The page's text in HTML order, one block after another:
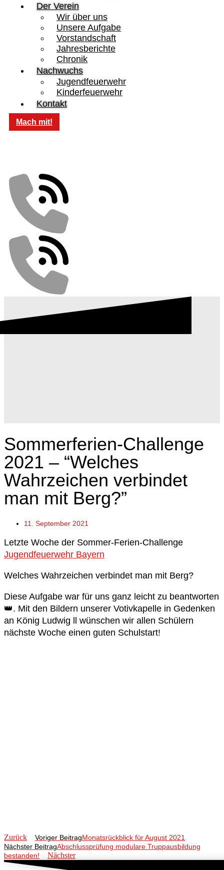
Der Verein
Wir über uns
Unsere Aufgabe
Vorstandschaft
Jahresberichte
Chronik
Nachwuchs
Jugendfeuerwehr
Kinderfeuerwehr
Kontakt
Mach mit!
Sommerferien-Challenge
2021 – “Welches
Wahrzeichen verbindet
man mit Berg?”
11. September 2021
Letzte Woche der Sommer-Ferien-Challenge
Jugendfeuerwehr Bayern
Welches Wahrzeichen verbindet man mit Berg?
Diese Aufgabe war für uns ganz leicht zu beantworten
👑. Mit den Bildern unserer Votivkapelle in Gedenken
an König Ludwig ll wünschen wir allen Schülern
nächste Woche einen guten Schulstart!
Zurück Voriger BeitragMonatsrückblick für August 2021
Nächster BeitragAbschlussprüfung modulare Truppausbildung
bestanden!
Nächster